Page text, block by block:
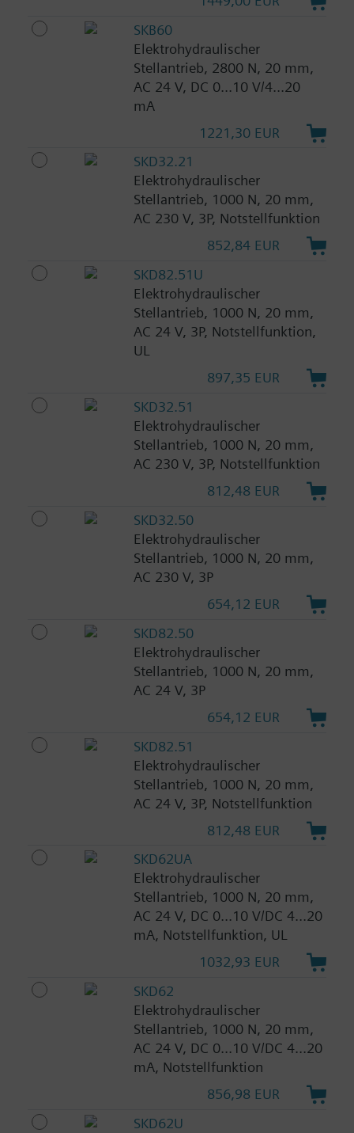
SKB60
Elektrohydraulischer
Stellantrieb, 2800 N, 20 mm,
AC 24 V, DC 0...10 V/4...20
mA
1221,30 EUR
SKD32.21
Elektrohydraulischer
Stellantrieb, 1000 N, 20 mm,
AC 230 V, 3P, Notstellfunktion
852,84 EUR
SKD82.51U
Elektrohydraulischer
Stellantrieb, 1000 N, 20 mm,
AC 24 V, 3P, Notstellfunktion,
UL
897,35 EUR
SKD32.51
Elektrohydraulischer
Stellantrieb, 1000 N, 20 mm,
AC 230 V, 3P, Notstellfunktion
812,48 EUR
SKD32.50
Elektrohydraulischer
Stellantrieb, 1000 N, 20 mm,
AC 230 V, 3P
654,12 EUR
SKD82.50
Elektrohydraulischer
Stellantrieb, 1000 N, 20 mm,
AC 24 V, 3P
654,12 EUR
SKD82.51
Elektrohydraulischer
Stellantrieb, 1000 N, 20 mm,
AC 24 V, 3P, Notstellfunktion
812,48 EUR
SKD62UA
Elektrohydraulischer
Stellantrieb, 1000 N, 20 mm,
AC 24 V, DC 0...10 V/DC 4...20
mA, Notstellfunktion, UL
1032,93 EUR
SKD62
Elektrohydraulischer
Stellantrieb, 1000 N, 20 mm,
AC 24 V, DC 0...10 V/DC 4...20
mA, Notstellfunktion
856,98 EUR
SKD62U